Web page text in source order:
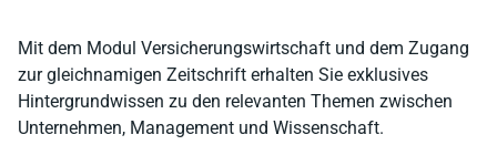
Mit dem Modul Versicherungswirtschaft und dem Zugang
zur gleichnamigen Zeitschrift erhalten Sie exklusives
Hintergrundwissen zu den relevanten Themen zwischen
Unternehmen, Management und Wissenschaft.